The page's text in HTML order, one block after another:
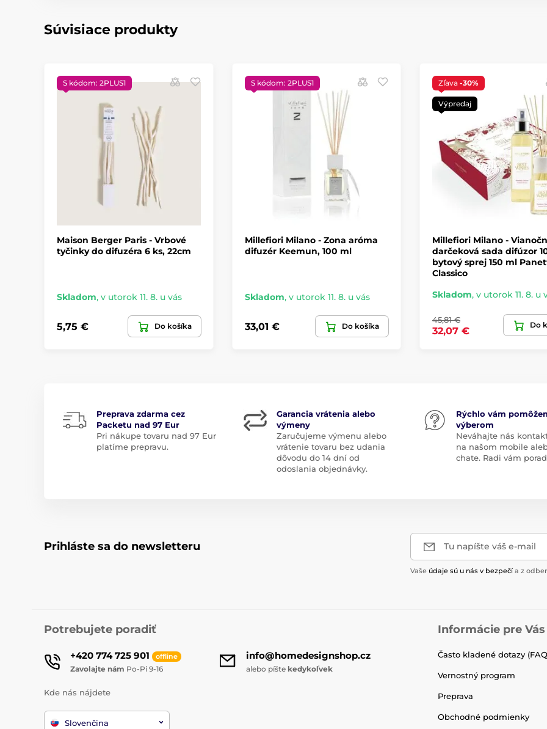
Súvisiace produkty
S kódom: 2PLUS1
Maison Berger Paris - Vrbové
tyčinky do difuzéra 6 ks, 22cm
Skladom, v utorok 11. 8. u vás
5,75 € Do košíka
S kódom: 2PLUS1
Millefiori Milano - Zona aróma
difuzér Keemun, 100 ml
Skladom, v utorok 11. 8. u vás
33,01 € Do košíka
Zľava -30%
Výpredaj
Millefiori Milano -
darčeková sada difúzor
bytový sprej 150 ml
Classico
Skladom, v utorok 11. 8. u
45,81 €
32,07 €
Do
Preprava zdarma cez
Packetu nad 97 Eur
Pri nákupe tovaru nad 97 Eur
platíme prepravu.
Garancia vrátenia alebo
výmeny
Zaručujeme výmenu alebo
vrátenie tovaru bez udania
dôvodu do 14 dní od
odoslania objednávky.
Rýchlo vám
výberom
Neváhajte nás
na našom mobile
chate. Radi vám
Prihláste sa do newsletteru Tu napíšte váš e-mail
Vaše údaje sú u nás v bezpečí a z
Potrebujete poradiť
+420 774 725 901 offline
Zavolajte nám Po-Pi 9-16
info@homedesignshop.cz
alebo píšte kedykoľvek
Kde nás nájdete
Slovenčina
Informácie pre Vás
Často kladené dotazy
Vernostný program
Preprava
Obchodné podmienky